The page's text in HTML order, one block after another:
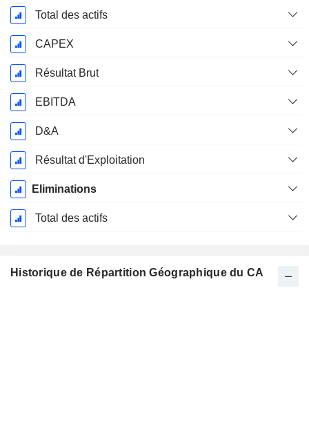
Total des actifs
CAPEX
Résultat Brut
EBITDA
D&A
Résultat d'Exploitation
Eliminations
Total des actifs
Historique de Répartition Géographique du CA